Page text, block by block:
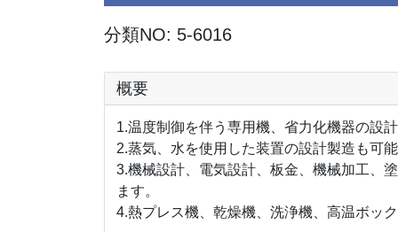
分類NO: 5-6016
概要
1.温度制御を伴う専用機、省力化機器の設
2.蒸気、水を使用した装置の設計製造も可
3.機械設計、電気設計、板金、機械加工、
ます。
4.熱プレス機、乾燥機、洗浄機、高温ボッ